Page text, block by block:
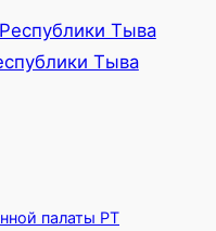
Тыва
палаты РТ